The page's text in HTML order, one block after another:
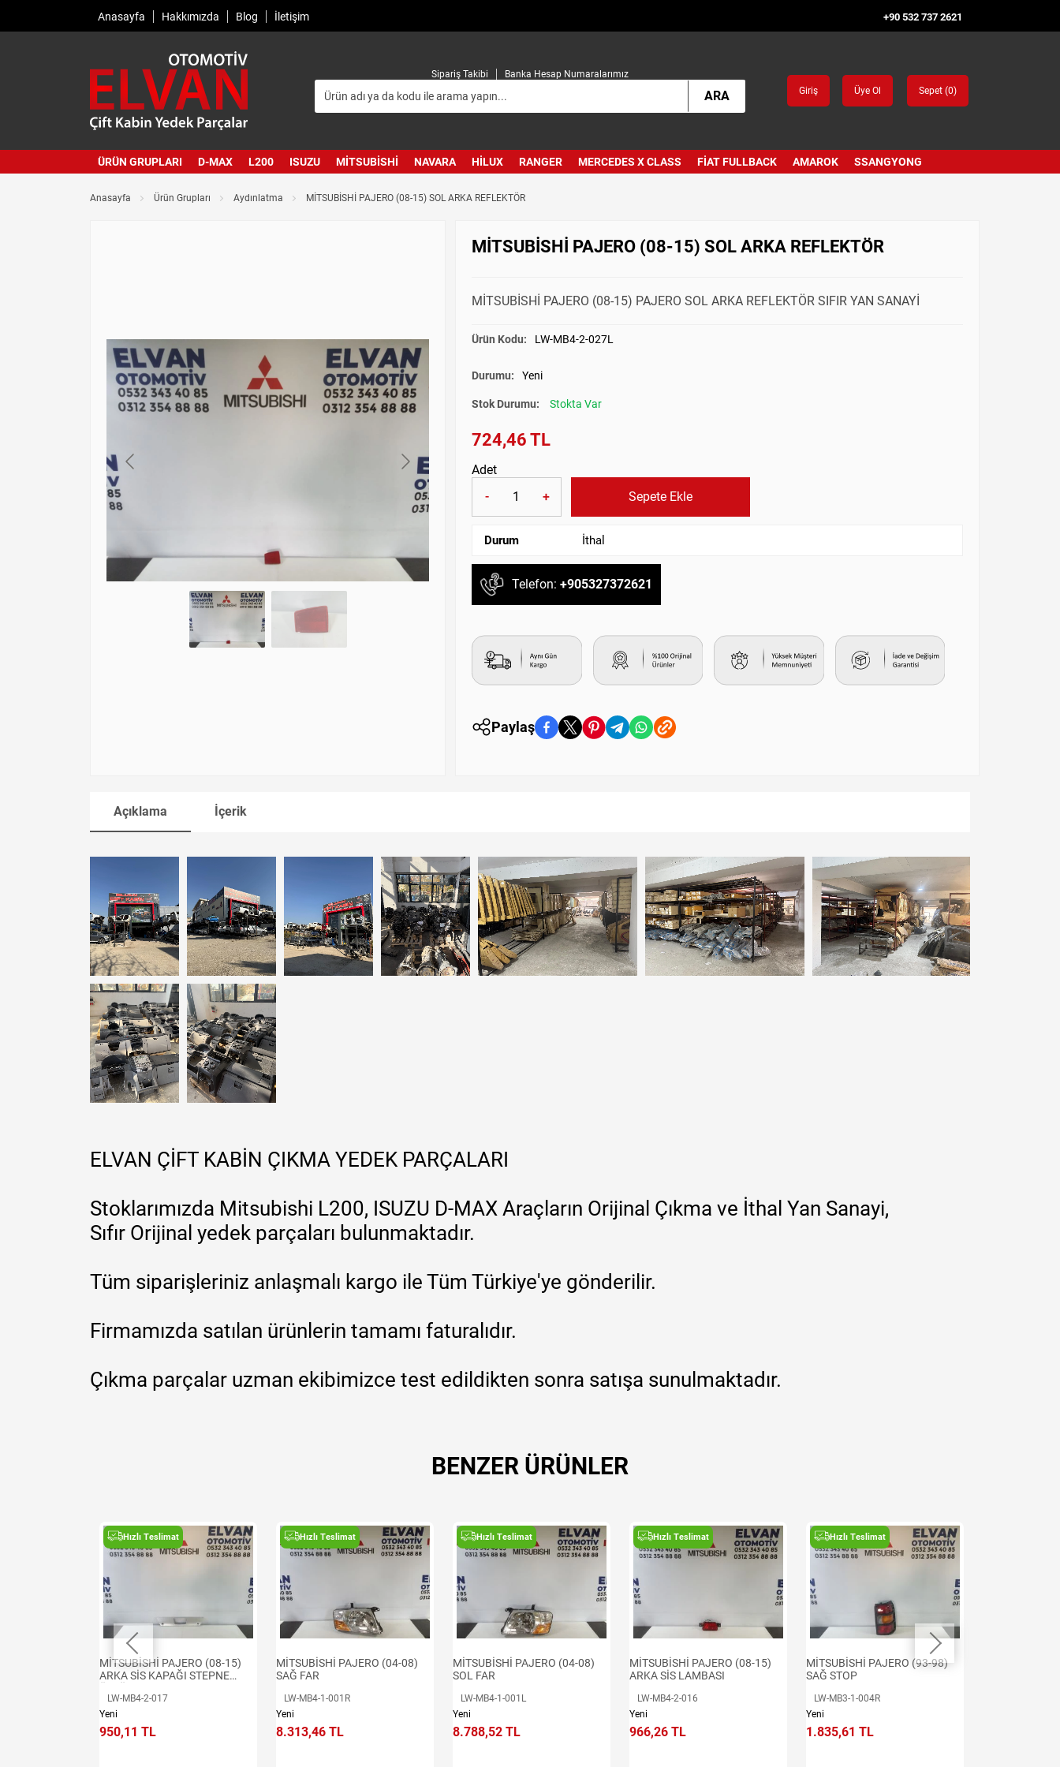
Anasayfa Hakkımızda Blog İletişim +90 532 737 2621
Sipariş Takibi Banka Hesap Numaralarımız
ARA Giriş Üye Ol Sepet (0)
ÜRÜN GRUPLARI D-MAX L200 ISUZU MITSUBISHI NAVARA HILUX RANGER MERCEDES X CLASS FIAT FULLBACK AMAROK SSANGYONG
Anasayfa Ürün Grupları Aydınlatma MİTSUBİSHİ PAJERO (08-15) SOL ARKA REFLEKTÖR
MİTSUBİSHİ PAJERO (08-15) SOL ARKA REFLEKTÖR
MİTSUBİSHİ PAJERO (08-15) PAJERO SOL ARKA REFLEKTÖR SIFIR YAN SANAYİ
Ürün Kodu: LW-MB4-2-027L
Durumu: Yeni
Stok Durumu: Stokta Var
724,46 TL
Adet
-
+ Sepete Ekle
Durum İthal
Telefon: +905327372621
Paylaş
Açıklama İçerik
ELVAN ÇİFT KABİN ÇIKMA YEDEK PARÇALARI
Stoklarımızda Mitsubishi L200, ISUZU D-MAX Araçların Orijinal Çıkma ve İthal Yan Sanayi,
Sıfır Orijinal yedek parçaları bulunmaktadır.
Tüm siparişleriniz anlaşmalı kargo ile Tüm Türkiye'ye gönderilir.
Firmamızda satılan ürünlerin tamamı faturalıdır.
Çıkma parçalar uzman ekibimizce test edildikten sonra satışa sunulmaktadır.
BENZER ÜRÜNLER
Hızlı Teslimat
MİTSUBİSHİ PAJERO (08-15)
ARKA SİS KAPAĞI STEPNE
LW-MB4-2-017
Yeni
950,11 TL
Hızlı Teslimat
MİTSUBİSHİ PAJERO (04-08)
SAĞ FAR
LW-MB4-1-001R
Yeni
8.313,46 TL
Hızlı Teslimat
MİTSUBİSHİ PAJERO (04-08)
SOL FAR
LW-MB4-1-001L
Yeni
8.788,52 TL
Hızlı Teslimat
MİTSUBİSHİ PAJERO (08-15)
ARKA SİS LAMBASI
LW-MB4-2-016
Yeni
966,26 TL
Hızlı Teslimat
MİTSUBİSHİ PAJERO (93-98)
SAĞ STOP
LW-MB3-1-004R
Yeni
1.835,61 TL